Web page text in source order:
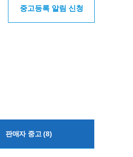
중고등록 알림 신청
판매자 중고 (8)